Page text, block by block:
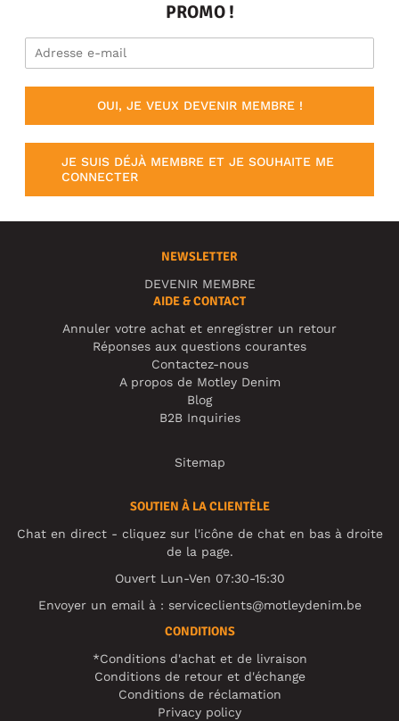
PROMO !
OUI, JE VEUX DEVENIR MEMBRE !
JE SUIS DÉJÀ MEMBRE ET JE SOUHAITE ME
CONNECTER
NEWSLETTER
DEVENIR MEMBRE
AIDE & CONTACT
Annuler votre achat et enregistrer un retour
Réponses aux questions courantes
Contactez-nous
A propos de Motley Denim
Blog
B2B Inquiries
Sitemap
SOUTIEN À LA CLIENTÈLE
Chat en direct - cliquez sur l'icône de chat en bas à droite
de la page.
Ouvert Lun-Ven 07:30-15:30
Envoyer un email à : serviceclients@motleydenim.be
CONDITIONS
*Conditions d'achat et de livraison
Conditions de retour et d'échange
Conditions de réclamation
Privacy policy